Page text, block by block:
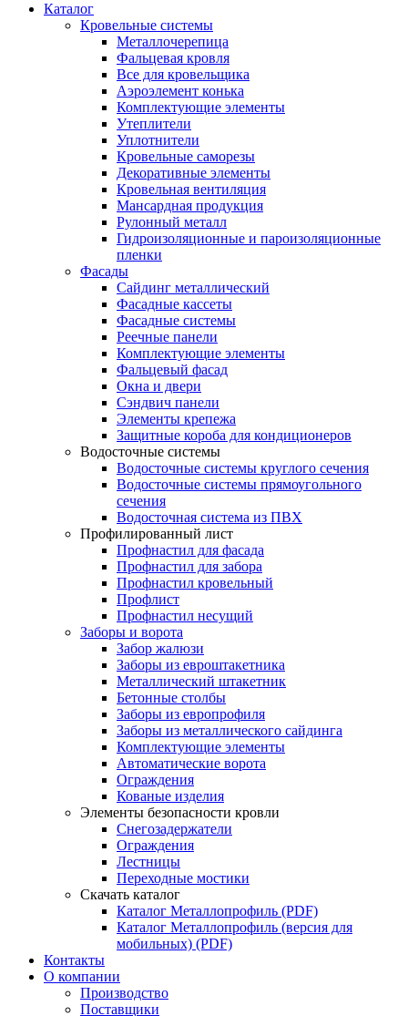
Каталог
Кровельные системы
Металлочерепица
Фальцевая кровля
Все для кровельщика
Аэроэлемент конька
Комплектующие элементы
Утеплители
Уплотнители
Кровельные саморезы
Декоративные элементы
Кровельная вентиляция
Мансардная продукция
Рулонный металл
Гидроизоляционные и пароизоляционные
пленки
Фасады
Сайдинг металлический
Фасадные кассеты
Фасадные системы
Реечные панели
Комплектующие элементы
Фальцевый фасад
Окна и двери
Сэндвич панели
Элементы крепежа
Защитные короба для кондиционеров
Водосточные системы
Водосточные системы круглого сечения
Водосточные системы прямоугольного
сечения
Водосточная система из ПВХ
Профилированный лист
Профнастил для фасада
Профнастил для забора
Профнастил кровельный
Профлист
Профнастил несущий
Заборы и ворота
Забор жалюзи
Заборы из евроштакетника
Металлический штакетник
Бетонные столбы
Заборы из европрофиля
Заборы из металлического сайдинга
Комплектующие элементы
Автоматические ворота
Ограждения
Кованые изделия
Элементы безопасности кровли
Снегозадержатели
Ограждения
Лестницы
Переходные мостики
Скачать каталог
Каталог Металлопрофиль (PDF)
Каталог Металлопрофиль (версия для
мобильных) (PDF)
Контакты
О компании
Производство
Поставщики